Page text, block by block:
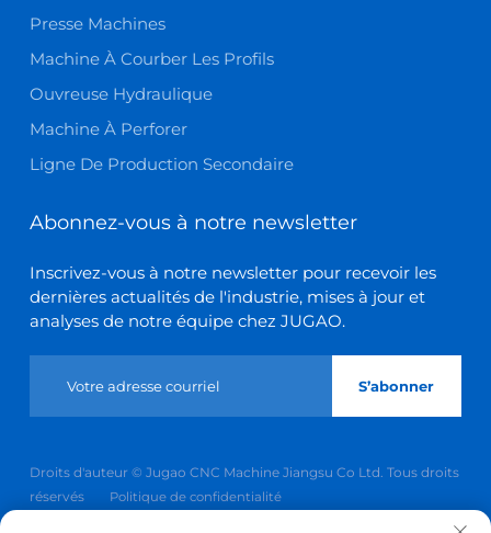
Presse Machines
Machine À Courber Les Profils
Ouvreuse Hydraulique
Machine À Perforer
Ligne De Production Secondaire
Abonnez-vous à notre newsletter
Inscrivez-vous à notre newsletter pour recevoir les
dernières actualités de l'industrie, mises à jour et
analyses de notre équipe chez JUGAO.
S’abonner
Droits d'auteur © Jugao CNC Machine Jiangsu Co Ltd. Tous droits
réservés
Politique de confidentialité